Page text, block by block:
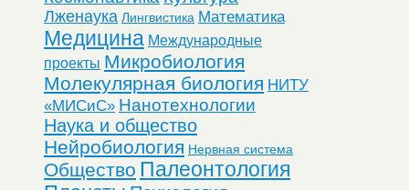
Лженаука Лингвистика Математика
Медицина Международные
проекты Микробиология
Молекулярная биология НИТУ
«МИСиС» Нанотехнологии
Наука и общество
Нейробиология Нервная система
Общество Палеонтология